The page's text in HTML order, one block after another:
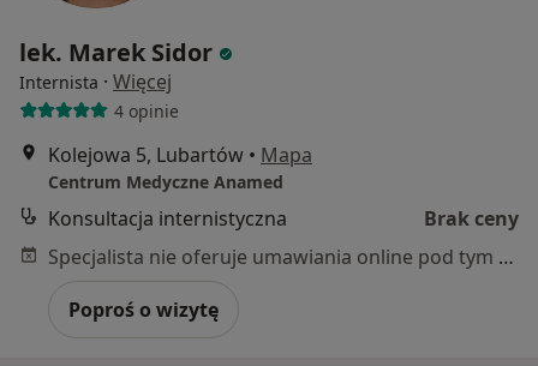
lek. Marek Sidor
Internista · Więcej
4 opinie
Kolejowa 5, Lubartów • Mapa
Centrum Medyczne Anamed
Konsultacja internistyczna
Brak ceny
Specjalista nie oferuje umawiania online pod tym adresem.
Poproś o wizytę